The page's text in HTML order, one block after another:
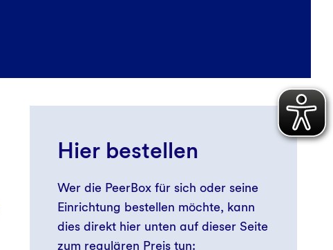
Hier bestellen
Wer die PeerBox für sich oder seine
Einrichtung bestellen möchte, kann
dies direkt hier unten auf dieser Seite
zum regulären Preis tun: